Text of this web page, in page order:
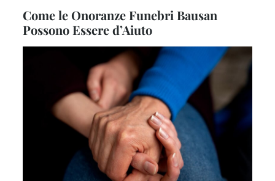
Come le Onoranze Funebri Bausan
Possono Essere d’Aiuto